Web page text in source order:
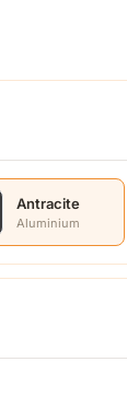
Antracite
Aluminium